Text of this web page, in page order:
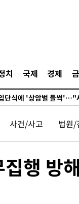
치 국제 경제
통령 취임 하루만에 차
' 이강인, 맨시티 상대로
프의 가자 평화 2차 15개
장성 타이저우시 해안에
당원투표 합산 김민
투표 합산 김민석
경선, 경북 권리당원
경선, 강원 권리당원 투
사건/사고 법원/
행 방